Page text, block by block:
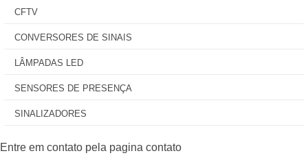
CFTV
CONVERSORES DE SINAIS
LÂMPADAS LED
SENSORES DE PRESENÇA
SINALIZADORES